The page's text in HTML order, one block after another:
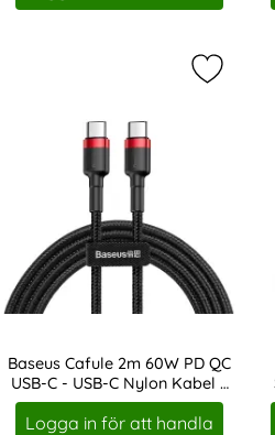
Baseus Cafule 2m 60W PD QC
USB-C - USB-C Nylon Kabel -
Svart/Röd
Art. nr 19378
Logga in för att handla